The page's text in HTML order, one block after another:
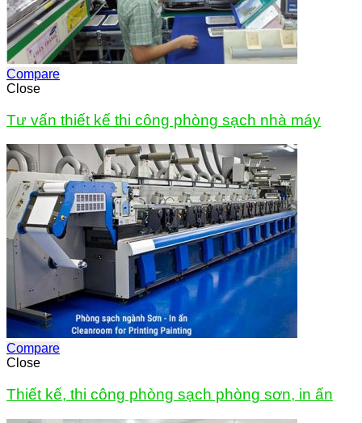
Compare
Close
Tư vấn thiết kế thi công phòng sạch nhà máy
Compare
Close
Thiết kế, thi công phòng sạch phòng sơn, in ấn